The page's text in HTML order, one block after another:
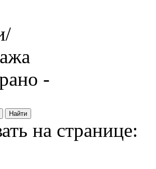
-
Найти
на странице: